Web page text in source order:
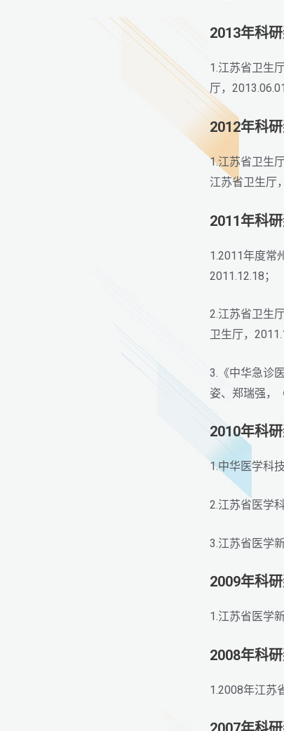
2013年科
1.江苏省卫生
厅，2013.06.01
2012年科
1.江苏省卫生
江苏省卫生厅
2011年科
1.2011年度常
2011.12.18；
2.江苏省卫生
卫生厅，
3.《中华急诊
姿、郑瑞强，
2010年科
1.中华医学科
2.江苏省医学
3.江苏省医学
2009年科
1.江苏省医学
2008年科
1.2008年江苏